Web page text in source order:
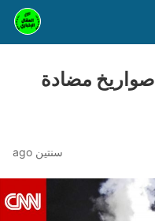
الجيش الأمريكي يدمر 7 صواريخ مضادة
سنتين ago